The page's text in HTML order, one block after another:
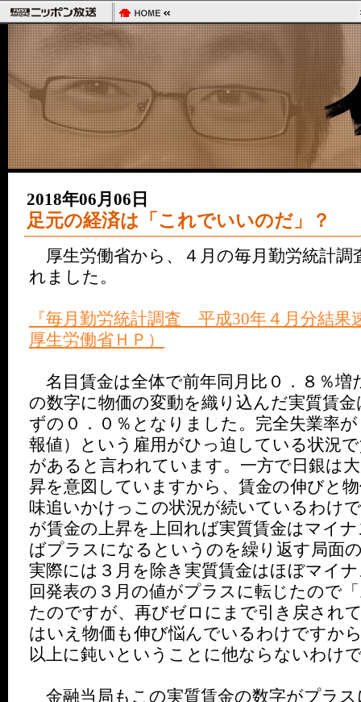
2018年06月06日
足元の経済は「これでいいのだ」？
厚生労働省から、４月の毎月勤労統計調
れました。
『毎月勤労統計調査 平成30年４月分結
厚生労働省ＨＰ）
名目賃金は全体で前年同月比０．８％増
の数字に物価の変動を織り込んだ実質賃
ずの０．０％となりました。完全失業率
報値）という雇用がひっ迫している状況
があると言われています。一方で日銀は
昇を意図していますから、賃金の伸びと
味追いかけっこの状況が続いているわけ
が賃金の上昇を上回れば実質賃金はマイ
ばプラスになるというのを繰り返す局面
実際には３月を除き実質賃金はほぼマイ
回発表の３月の値がプラスに転じたので
たのですが、再びゼロにまで引き戻され
はいえ物価も伸び悩んでいるわけですか
以上に鈍いということに他ならないわけ
金融当局もこの実質賃金の数字がプラ